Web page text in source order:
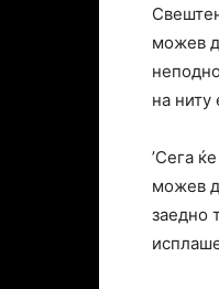
можев
на ниту
’Сега
можев
заедно